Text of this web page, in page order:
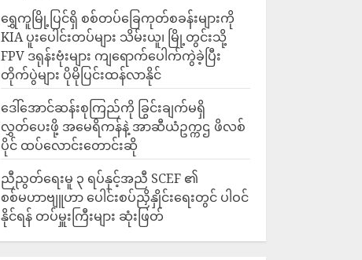
‎ရွှေကူမြို့ပြင်ရှိ စစ်တပ်ခြေကုတ်စခန်းများကို
KIA ပူးပေါင်းတပ်များ သိမ်းယူ၊ မြို့တွင်းသို့
FPV ဒရုန်းဗုံးများ ကျရောက်ပေါက်ကွဲခဲ့ပြီး
တိုက်ပွဲများ ပိုမိုပြင်းထန်လာနိုင်
ဒေါ်အောင်ဆန်းစုကြည်ကို ခြွင်းချက်မရှိ
လွှတ်ပေးဖို့ အမေရိကန်နဲ့ အာဆီယံဥက္ကဌ ဖိလစ်
ပိုင် ထပ်လောင်းတောင်းဆို
ညီညွတ်ရေးမူ ၃ ရပ်နှင့်အညီ SCEF ၏
စစ်မဟာဗျူဟာ ပေါင်းစပ်ညှိနှိုင်းရေးတွင် ပါဝင်
နိုင်ရန် တပ်မှူးကြီးများ ဆုံးဖြတ်